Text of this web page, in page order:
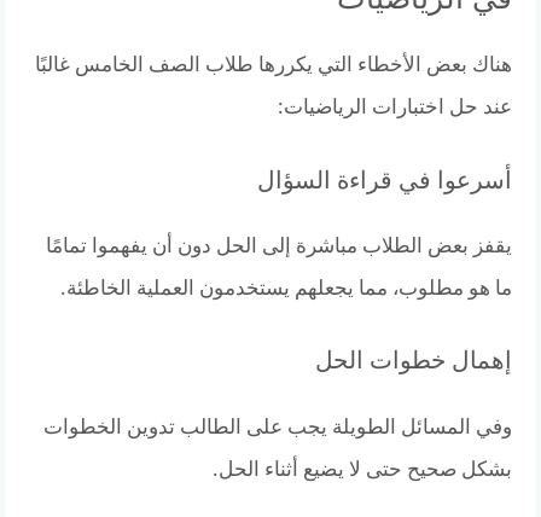
هناك بعض الأخطاء التي يكررها طلاب الصف الخامس غالبًا
عند حل اختبارات الرياضيات:
أسرعوا في قراءة السؤال
يقفز بعض الطلاب مباشرة إلى الحل دون أن يفهموا تمامًا
ما هو مطلوب، مما يجعلهم يستخدمون العملية الخاطئة.
إهمال خطوات الحل
وفي المسائل الطويلة يجب على الطالب تدوين الخطوات
بشكل صحيح حتى لا يضيع أثناء الحل.